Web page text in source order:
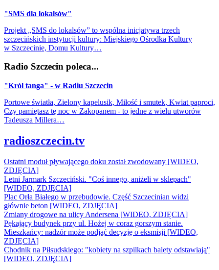
"SMS dla lokalsów"
Projekt „SMS do lokalsów” to wspólna inicjatywa trzech
szczecińskich instytucji kultury: Miejskiego Ośrodka Kultury
w Szczecinie, Domu Kultury…
Radio Szczecin poleca...
"Król tanga" - w Radiu Szczecin
Portowe światła, Zielony kapelusik, Miłość i smutek, Kwiat paproci,
Czy pamiętasz tę noc w Zakopanem - to jedne z wielu utworów
Tadeusza Millera…
radioszczecin.tv
Ostatni moduł pływającego doku został zwodowany [WIDEO,
ZDJĘCIA]
Letni Jarmark Szczeciński. "Coś innego, aniżeli w sklepach"
[WIDEO, ZDJĘCIA]
Plac Orła Białego w przebudowie. Część Szczecinian widzi
głównie beton [WIDEO, ZDJĘCIA]
Zmiany drogowe na ulicy Andersena [WIDEO, ZDJĘCIA]
Pękający budynek przy ul. Hożej w coraz gorszym stanie.
Mieszkańcy: nadzór może podjąć decyzję o eksmisji [WIDEO,
ZDJĘCIA]
Chodnik na Piłsudskiego: "kobiety na szpilkach balety odstawiają"
[WIDEO, ZDJĘCIA]